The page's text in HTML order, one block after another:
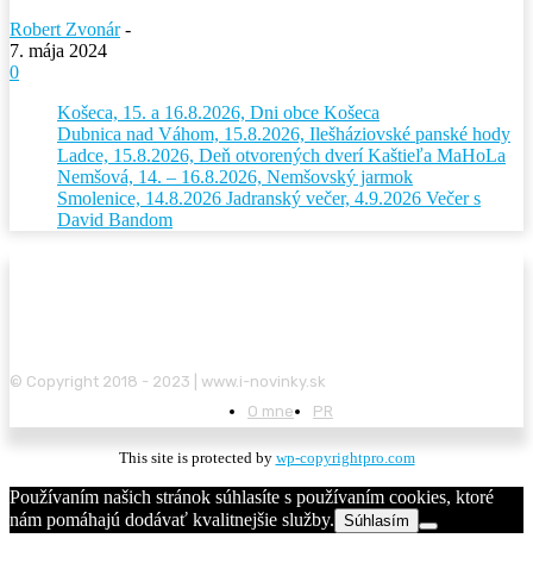
Robert Zvonár -
7. mája 2024
0
Košeca, 15. a 16.8.2026, Dni obce Košeca
Dubnica nad Váhom, 15.8.2026, Ilešháziovské panské hody
Ladce, 15.8.2026, Deň otvorených dverí Kaštieľa MaHoLa
Nemšová, 14. – 16.8.2026, Nemšovský jarmok
Smolenice, 14.8.2026 Jadranský večer, 4.9.2026 Večer s
David Bandom
© Copyright 2018 - 2023 | www.i-novinky.sk
O mne
PR
This site is protected by wp-copyrightpro.com
Používaním našich stránok súhlasíte s používaním cookies, ktoré
nám pomáhajú dodávať kvalitnejšie služby. Súhlasím